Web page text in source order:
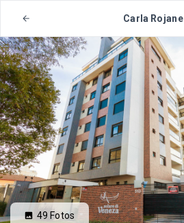
Carla Rojane
49 Fotos